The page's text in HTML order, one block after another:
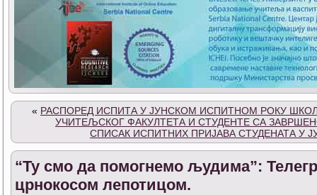
« РАСПОРЕД ИСПИТА У ЈУНСКОМ ИСПИТНОМ РОКУ
УЧИТЕЉСКОГ ФАКУЛТЕТА И СТУДЕНТЕ СА
СПИСАК ИСПИТНИХ ПРИЈАВА СТУДЕНАТА У
“Ту смо да помогнемо људима”:
црнокосом лепотицом.